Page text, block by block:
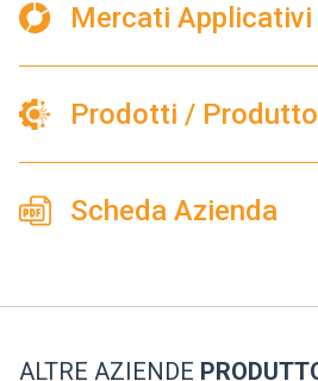
Mercati Applicativi
Prodotti /
Scheda Azienda
ALTRE AZIENDE